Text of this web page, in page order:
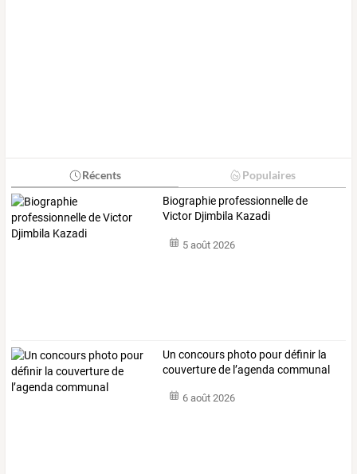
Récents Populaires
Biographie professionnelle de
Victor Djimbila Kazadi
5 août 2026
Un concours photo pour définir la
couverture de l’agenda communal
6 août 2026